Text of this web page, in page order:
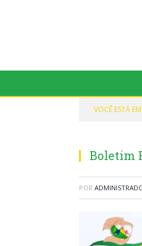
VOCÊ ESTÁ EM:
Boletim
POR